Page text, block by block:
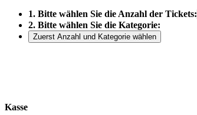
1. Bitte wählen Sie die Anzahl der Tickets:
2. Bitte wählen Sie die Kategorie:
Zuerst Anzahl und Kategorie wählen
Kasse